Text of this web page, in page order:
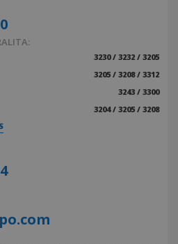
3230 / 3232 / 3205
3205 / 3208 / 3312
3243 / 3300
3204 / 3205 / 3208